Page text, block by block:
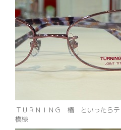
ＴＵＲＮＩＮＧ 椿 といったらテ
模様